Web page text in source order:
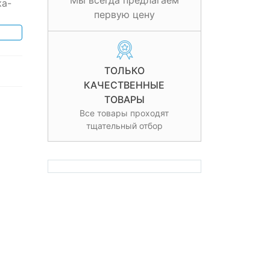
первую цену
ТОЛЬКО
КАЧЕСТВЕННЫЕ
ТОВАРЫ
Все товары проходят
тщательный отбор